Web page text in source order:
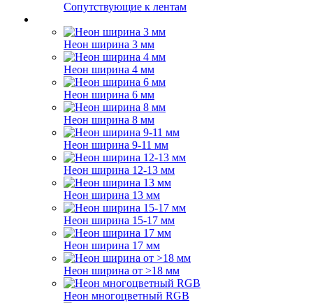
Сопутствующие к лентам
Неон ширина 3 мм
Неон ширина 4 мм
Неон ширина 6 мм
Неон ширина 8 мм
Неон ширина 9-11 мм
Неон ширина 12-13 мм
Неон ширина 13 мм
Неон ширина 15-17 мм
Неон ширина 17 мм
Неон ширина от >18 мм
Неон многоцветный RGB